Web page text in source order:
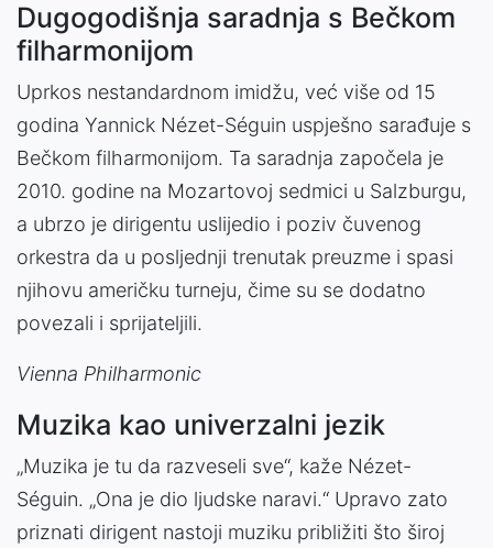
Dugogodišnja saradnja s Bečkom
filharmonijom
Uprkos nestandardnom imidžu, već više od 15
godina Yannick Nézet-Séguin uspješno sarađuje s
Bečkom filharmonijom. Ta saradnja započela je
2010. godine na Mozartovoj sedmici u Salzburgu,
a ubrzo je dirigentu uslijedio i poziv čuvenog
orkestra da u posljednji trenutak preuzme i spasi
njihovu američku turneju, čime su se dodatno
povezali i sprijateljili.
Vienna Philharmonic
Muzika kao univerzalni jezik
„Muzika je tu da razveseli sve“, kaže Nézet-
Séguin. „Ona je dio ljudske naravi.“ Upravo zato
priznati dirigent nastoji muziku približiti što široj